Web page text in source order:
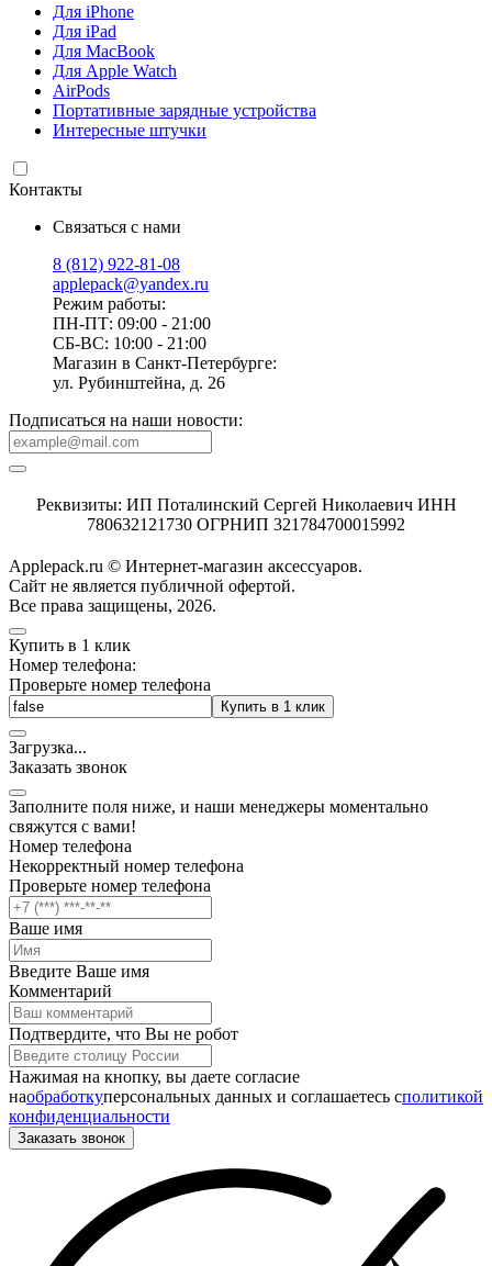
Для iPhone
Для iPad
Для MacBook
Для Apple Watch
AirPods
Портативные зарядные устройства
Интересные штучки
Контакты
Связаться с нами
8 (812) 922-81-08
applepack@yandex.ru
Режим работы:
ПН-ПТ: 09:00 - 21:00
СБ-ВС: 10:00 - 21:00
Магазин в Санкт-Петербурге:
ул. Рубинштейна, д. 26
Подписаться на наши новости:
Реквизиты: ИП Поталинский Сергей Николаевич ИНН
780632121730 ОГРНИП 321784700015992
Applepack.ru © Интернет-магазин аксессуаров.
Cайт не является публичной офертой.
Все права защищены, 2026.
Купить в 1 клик
Номер телефона:
Проверьте номер телефона
Купить в 1 клик
Загрузка...
Заказать звонок
Заполните поля ниже, и наши менеджеры моментально
свяжутся с вами!
Номер телефона
Некорректный номер телефона
Проверьте номер телефона
Ваше имя
Введите Ваше имя
Комментарий
Подтвердите, что Вы не робот
Нажимая на кнопку, вы даете согласие
наобработкуперсональных данных и соглашаетесь cполитикой
конфиденциальности
Заказать звонок